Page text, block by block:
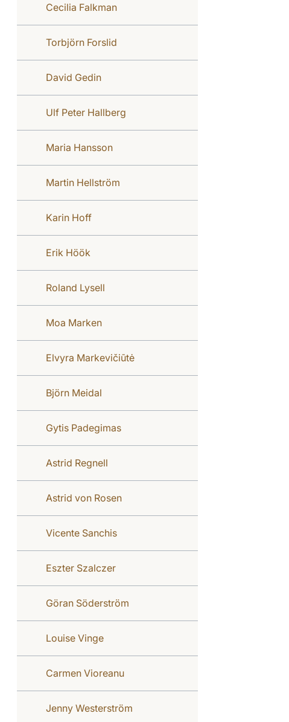
Cecilia Falkman
Torbjörn Forslid
David Gedin
Ulf Peter Hallberg
Maria Hansson
Martin Hellström
Karin Hoff
Erik Höök
Roland Lysell
Moa Marken
Elvyra Markevičiūtė
Björn Meidal
Gytis Padegimas
Astrid Regnell
Astrid von Rosen
Vicente Sanchis
Eszter Szalczer
Göran Söderström
Louise Vinge
Carmen Vioreanu
Jenny Westerström